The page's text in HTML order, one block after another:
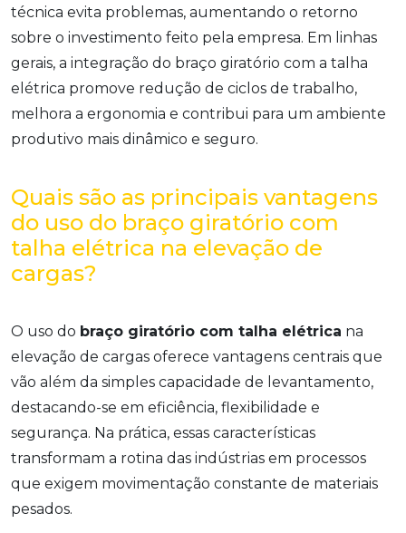
técnica evita problemas, aumentando o retorno
sobre o investimento feito pela empresa. Em linhas
gerais, a integração do braço giratório com a talha
elétrica promove redução de ciclos de trabalho,
melhora a ergonomia e contribui para um ambiente
produtivo mais dinâmico e seguro.
Quais são as principais vantagens
do uso do braço giratório com
talha elétrica na elevação de
cargas?
O uso do braço giratório com talha elétrica na
elevação de cargas oferece vantagens centrais que
vão além da simples capacidade de levantamento,
destacando-se em eficiência, flexibilidade e
segurança. Na prática, essas características
transformam a rotina das indústrias em processos
que exigem movimentação constante de materiais
pesados.